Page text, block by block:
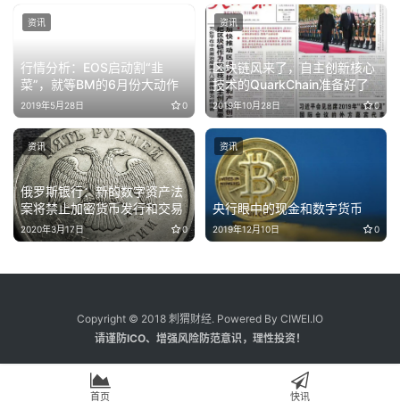
行情分析：EOS启动割“韭
菜”，就等BM的6月份大动作
2019年5月28日 0
资讯
区块链风来了，自主创新核心
技术的QuarkChain准备好了
2019年10月28日 0
资讯
俄罗斯银行：新的数字资产法
案将禁止加密货币发行和交易
2020年3月17日 0
资讯
央行眼中的现金和数字货币
2019年12月10日 0
资讯
Copyright © 2018 刺猬财经. Powered By CIWEI.IO
请谨防ICO、增强风险防范意识，理性投资！
首页 快讯